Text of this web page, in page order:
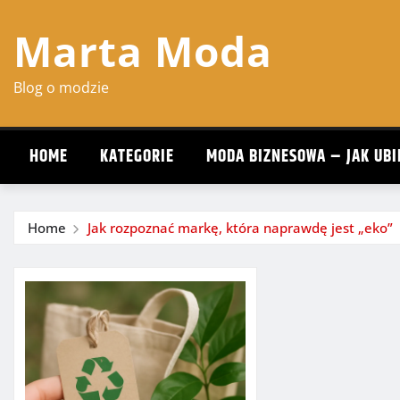
content
Marta Moda
Blog o modzie
HOME KATEGORIE MODA BIZNESOWA – JAK
Home Jak rozpoznać markę, która naprawdę jest „eko”